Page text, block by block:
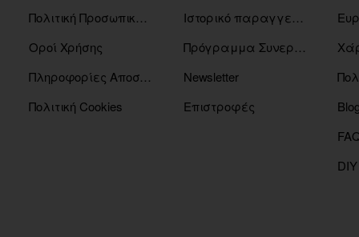
Πολιτική Προσωπικών Δεδομένων
Οροί Χρήσης
Πληροφορίες Αποστόλης
Πολιτική Cookies
Ιστορικό παραγγελιών
Πρόγραμμα Συνεργατών
Newsletter
Επιστροφές